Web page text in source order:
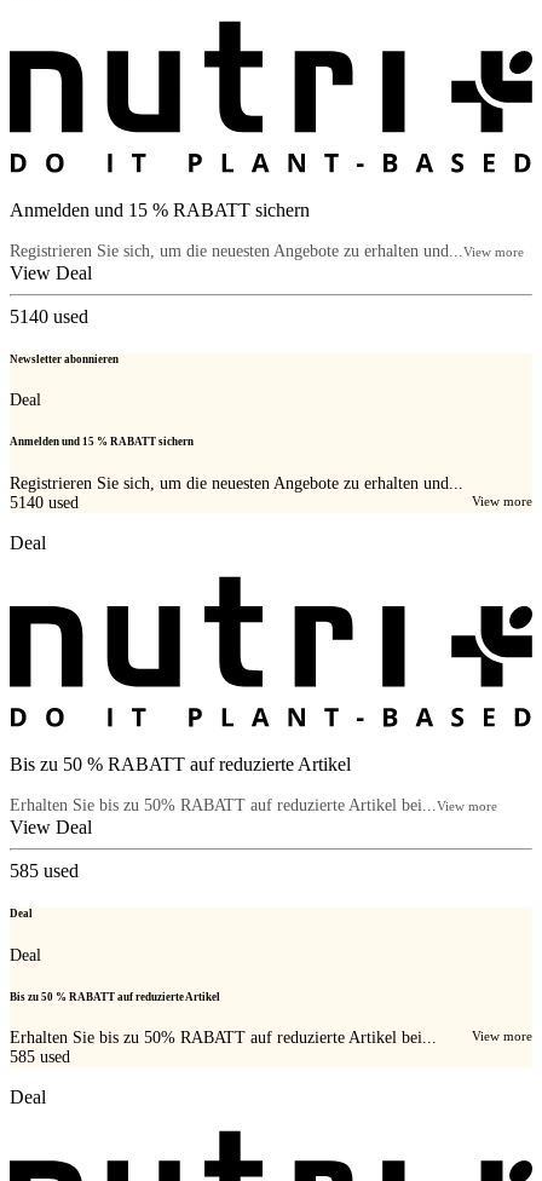
Anmelden und 15 % RABATT sichern
Registrieren Sie sich, um die neuesten Angebote zu erhalten und... View more
View Deal
5140 used
Newsletter abonnieren
Deal
Anmelden und 15 % RABATT sichern
Registrieren Sie sich, um die neuesten Angebote zu erhalten und...
View more
5140 used
Deal
Bis zu 50 % RABATT auf reduzierte Artikel
Erhalten Sie bis zu 50% RABATT auf reduzierte Artikel bei...View more
View Deal
585 used
Deal
Deal
Bis zu 50 % RABATT auf reduzierte Artikel
Erhalten Sie bis zu 50% RABATT auf reduzierte Artikel bei... View more
585 used
Deal